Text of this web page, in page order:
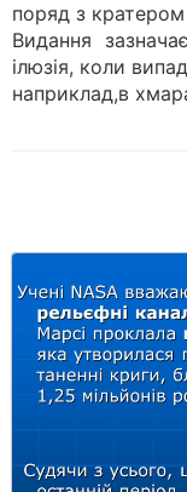
поряд з
Видання
ілюзія, коли
наприклад,в